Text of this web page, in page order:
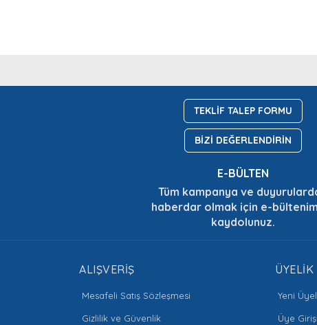
Yorum Yaz
Soru Sor
Gönder
TEKLİF TALEP FORMU
BİZİ DEĞERLENDİRİN
E-BÜLTEN
Tüm kampanya ve
haberdar olmak için e-
kaydolunuz.
ALIŞVERİŞ
Mesafeli Satış Sözleşmesi
Gizlilik ve Güvenlik
ÜYELİK
Yeni
Üye Girişi